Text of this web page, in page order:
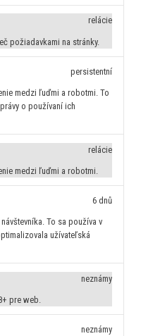
požiadavkami na stránky.
relácie
medzi ľuďmi a robotmi. To
o používaní ich
persistentní
medzi ľuďmi a robotmi.
relácie
To sa používa v
užívateľská
6 dnů
pre web.
neznámy
neznámy